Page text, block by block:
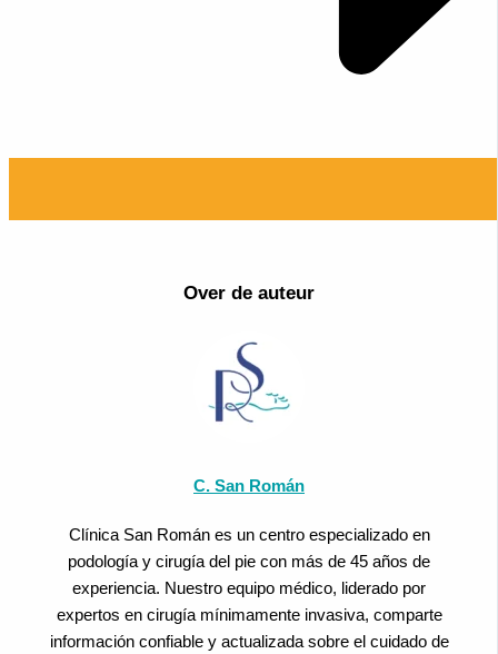
Over de auteur
C. San Román
Clínica San Román es un centro especializado en
podología y cirugía del pie con más de 45 años de
experiencia. Nuestro equipo médico, liderado por
expertos en cirugía mínimamente invasiva, comparte
información confiable y actualizada sobre el cuidado de